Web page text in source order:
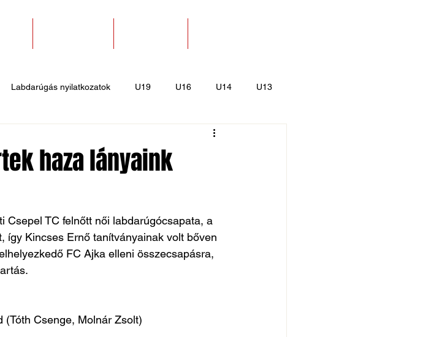
Labdarúgás nyilatkozatok U19 U16 U14 U13
Kajak-Kenu
haza lányaink
Csepel TC felnőtt női labdarúgócsapata, a
így Kincses Ernő tanítványainak volt bőven
FC Ajka elleni összecsapásra,
(Tóth Csenge, Molnár Zsolt)